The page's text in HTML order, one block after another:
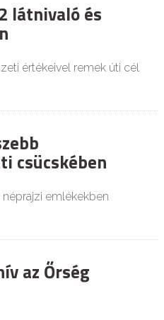
látnivaló és
értékeivel remek úti cél
csücskében
emlékekben
az Őrség